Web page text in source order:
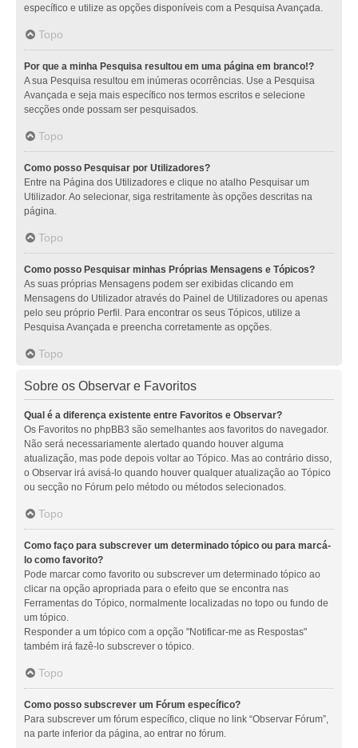
específico e utilize as opções disponíveis com a Pesquisa Avançada.
Topo
Por que a minha Pesquisa resultou em uma página em branco!?
A sua Pesquisa resultou em inúmeras ocorrências. Use a Pesquisa
Avançada e seja mais específico nos termos escritos e selecione
secções onde possam ser pesquisados.
Topo
Como posso Pesquisar por Utilizadores?
Entre na Página dos Utilizadores e clique no atalho Pesquisar um
Utilizador. Ao selecionar, siga restritamente às opções descritas na
página.
Topo
Como posso Pesquisar minhas Próprias Mensagens e Tópicos?
As suas próprias Mensagens podem ser exibidas clicando em
Mensagens do Utilizador através do Painel de Utilizadores ou apenas
pelo seu próprio Perfil. Para encontrar os seus Tópicos, utilize a
Pesquisa Avançada e preencha corretamente as opções.
Topo
Sobre os Observar e Favoritos
Qual é a diferença existente entre Favoritos e Observar?
Os Favoritos no phpBB3 são semelhantes aos favoritos do navegador.
Não será necessariamente alertado quando houver alguma
atualização, mas pode depois voltar ao Tópico. Mas ao contrário disso,
o Observar irá avisá-lo quando houver qualquer atualização ao Tópico
ou secção no Fórum pelo método ou métodos selecionados.
Topo
Como faço para subscrever um determinado tópico ou para marcá-
lo como favorito?
Pode marcar como favorito ou subscrever um determinado tópico ao
clicar na opção apropriada para o efeito que se encontra nas
Ferramentas do Tópico, normalmente localizadas no topo ou fundo de
um tópico.
Responder a um tópico com a opção "Notificar-me as Respostas"
também irá fazê-lo subscrever o tópico.
Topo
Como posso subscrever um Fórum específico?
Para subscrever um fórum específico, clique no link “Observar Fórum”,
na parte inferior da página, ao entrar no fórum.